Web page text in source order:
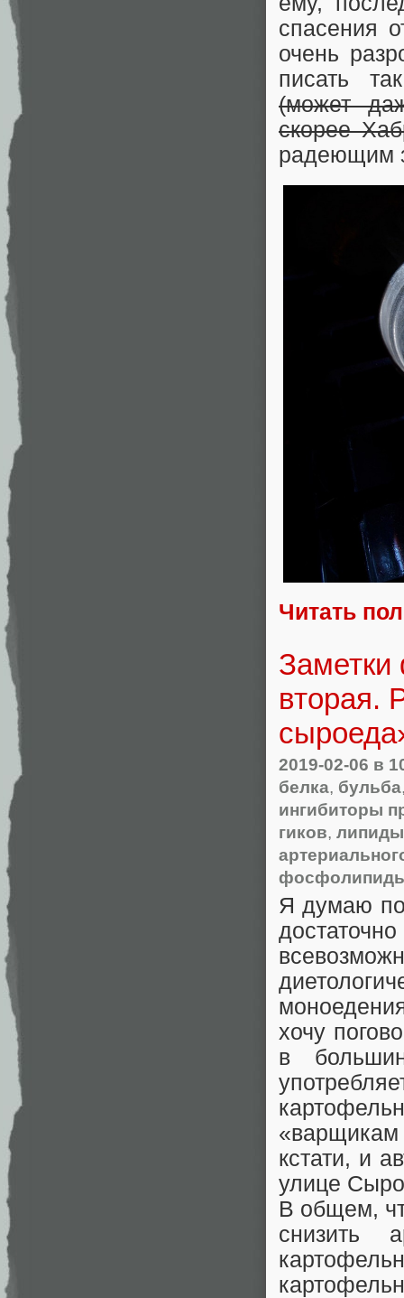
спасения
очень
писать
(может
скорее
радеющим
Читать
Заметки
вторая.
2019-02-06 в
белка, бульба
ингибиторы
гиков,
Я думаю
хочу
в
кстати, и
улице
В общем,
снизить